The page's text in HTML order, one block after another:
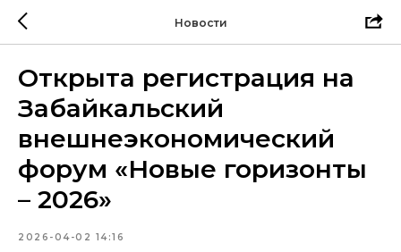
Новости
Открыта регистрация на
Забайкальский
внешнеэкономический
форум «Новые горизонты
– 2026»
2026-04-02 14:16